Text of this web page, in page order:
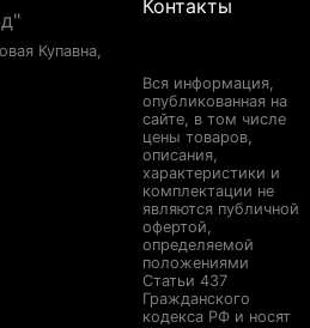
Купавна,
Контакты
Вся информация,
опубликованная на
сайте, в том числе
цены товаров,
описания,
характеристики и
комплектации не
являются публичной
офертой,
определяемой
положениями
Статьи 437
Гражданского
кодекса РФ и носят